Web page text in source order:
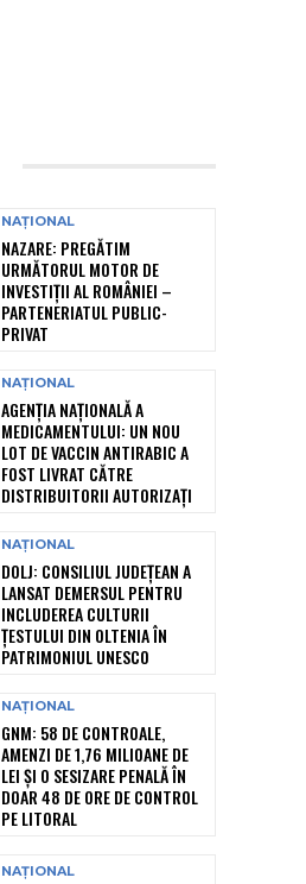
NAȚIONAL
NAZARE: PREGĂTIM
URMĂTORUL MOTOR DE
INVESTIȚII AL ROMÂNIEI –
PARTENERIATUL PUBLIC-
PRIVAT
NAȚIONAL
AGENȚIA NAȚIONALĂ A
MEDICAMENTULUI: UN NOU
LOT DE VACCIN ANTIRABIC A
FOST LIVRAT CĂTRE
DISTRIBUITORII AUTORIZAȚI
NAȚIONAL
DOLJ: CONSILIUL JUDEȚEAN A
LANSAT DEMERSUL PENTRU
INCLUDEREA CULTURII
ȚESTULUI DIN OLTENIA ÎN
PATRIMONIUL UNESCO
NAȚIONAL
GNM: 58 DE CONTROALE,
AMENZI DE 1,76 MILIOANE DE
LEI ȘI O SESIZARE PENALĂ ÎN
DOAR 48 DE ORE DE CONTROL
PE LITORAL
NAȚIONAL